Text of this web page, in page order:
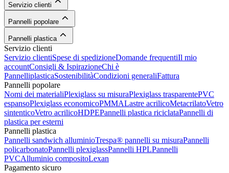
Servizio clienti
Pannelli popolare
Pannelli plastica
Servizio clienti
Servizio clientiSpese di spedizioneDomande frequentiIl mio
accountConsigli & IspirazioneChi è
PannelliplasticaSostenibilitàCondizioni generaliFattura
Pannelli popolare
Nomi dei materialiPlexiglass su misuraPlexiglass trasparentePVC
espansoPlexiglass economicoPMMALastre acrilicoMetacrilatoVetro
sintenticoVetro acrilicoHDPEPannelli plastica riciclataPannelli di
plastica per esterni
Pannelli plastica
Pannelli sandwich alluminioTrespa® pannelli su misuraPannelli
policarbonatoPannelli plexiglassPannelli HPLPannelli
PVCAlluminio compositoLexan
Pagamento sicuro